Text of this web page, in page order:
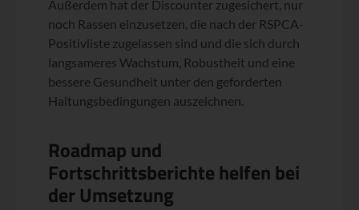
Außerdem hat der Discounter zugesichert, nur
noch Rassen einzusetzen, die nach der RSPCA-
Positivliste zugelassen sind und die sich durch
langsameres Wachstum, Robustheit und eine
bessere Gesundheit unter den geforderten
Haltungsbedingungen auszeichnen.
Roadmap und
Fortschrittsberichte helfen bei
der Umsetzung